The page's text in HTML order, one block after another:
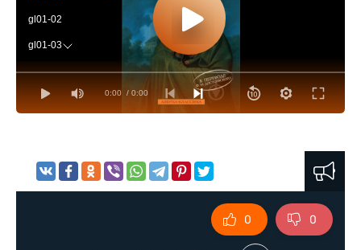
0:00 / 0:00
gl01-02
gl01-03
gl01-04
gl01-05
gl01-08
0 0